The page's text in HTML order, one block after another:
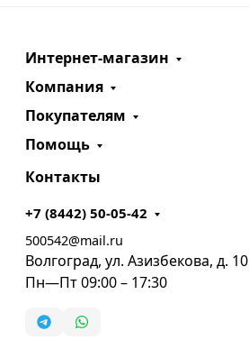
Интернет-магазин
Компания
Покупателям
Помощь
Контакты
+7 (8442) 50-05-42
500542@mail.ru
Волгоград, ул. Азизбекова, д. 10
Пн—Пт 09:00 – 17:30